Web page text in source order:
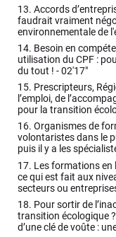
13. Accords
faudrait vraiment
environnementale de
14. Besoin en
utilisation du CPF :
du tout ! -02'17"
15. Prescripteurs,
l’emploi, de
pour la transition
16. Organismes de
volontaristes dans le
puis il y a les
17. Les formations en
ce qui est fait aux
secteurs ou
18. Pour sortir de
transition écologique
d’une clé de voûte :